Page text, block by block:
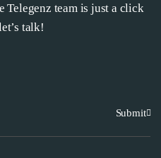
Telegenz team is just a click
talk!
Submit